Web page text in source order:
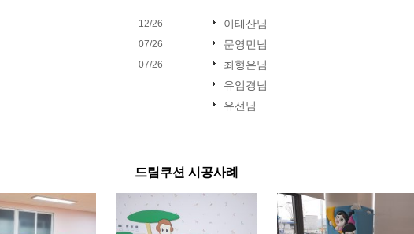
12/26
07/26
07/26
이태산님
문영민님
최형은님
유임경님
유선님
드림쿠션 시공사례